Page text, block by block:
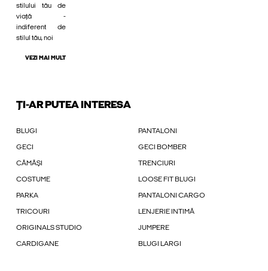
stilului tău de
viață -
indiferent de
stilul tău, noi
VEZI MAI MULT
ȚI-AR PUTEA INTERESA
BLUGI PANTALONI
GECI GECI BOMBER
CĂMĂȘI TRENCIURI
COSTUME LOOSE FIT BLUGI
PARKA PANTALONI CARGO
TRICOURI LENJERIE INTIMĂ
ORIGINALS STUDIO JUMPERE
CARDIGANE BLUGI LARGI